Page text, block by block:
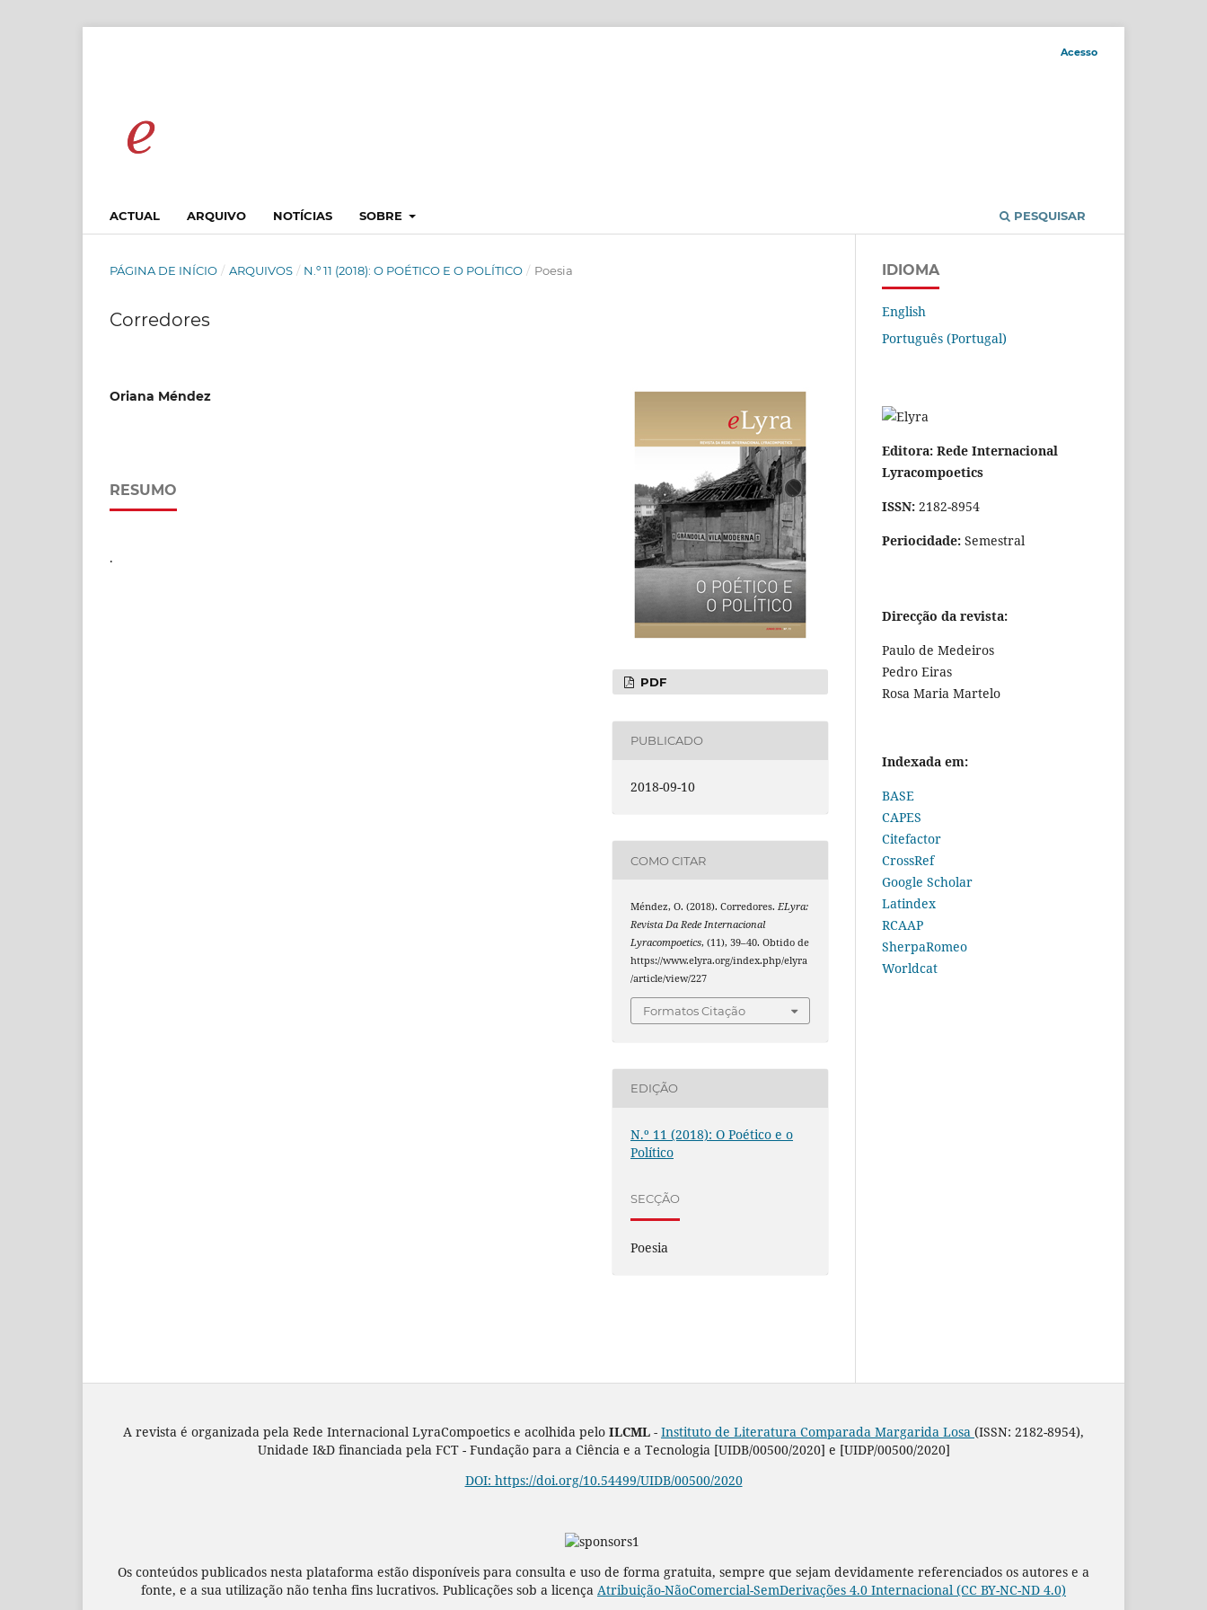
ACTUAL ARQUIVO NOTÍCIAS SOBRE PESQUISAR
Acesso
PÁGINA DE INÍCIO / ARQUIVOS / N.º 11 (2018): O POÉTICO E O POLÍTICO / Poesia
Corredores
Oriana Méndez
RESUMO
.
PDF
PUBLICADO
2018-09-10
COMO CITAR
Méndez, O. (2018). Corredores.ELyra:
Revista Da Rede Internacional
Lyracompoetics, (11), 39–40. Obtido de
https://www.elyra.org/index.php/elyra
/article/view/227
Formatos Citação
EDIÇÃO
N.º 11 (2018): O Poético e o
Político
SECÇÃO
Poesia
IDIOMA
English
Português (Portugal)
Editora: Rede Internacional
Lyracompoetics
ISSN: 2182-8954
Periocidade: Semestral
Direcção da revista:
Paulo de Medeiros
Pedro Eiras
Rosa Maria Martelo
Indexada em:
BASE
CAPES
Citefactor
CrossRef
Google Scholar
Latindex
RCAAP
SherpaRomeo
Worldcat
A revista é organizada pela Rede Internacional LyraCompoetics e acolhida pelo ILCML - Instituto de Literatura Comparada Margarida Losa (ISSN: 2182-8954),
Unidade I&D financiada pela FCT - Fundação para a Ciência e a Tecnologia [UIDB/00500/2020] e [UIDP/00500/2020]
DOI: https://doi.org/10.54499/UIDB/00500/2020
Os conteúdos publicados nesta plataforma estão disponíveis para consulta e uso de forma gratuita, sempre que sejam devidamente referenciados os autores e a
fonte, e a sua utilização não tenha fins lucrativos. Publicações sob a licença Atribuição-NãoComercial-SemDerivações 4.0 Internacional (CC BY-NC-ND 4.0)